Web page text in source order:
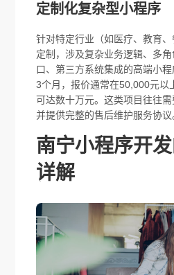
定制化复杂型小程序
针对特定行业（如医疗、教育
定制，涉及复杂业务逻辑、多
口、第三方系统集成的高端小
3个月，报价通常在50,000元以
可达数十万元。这类项目往往需
并提供完整的售后维护服务协议
南宁小程序开
详解